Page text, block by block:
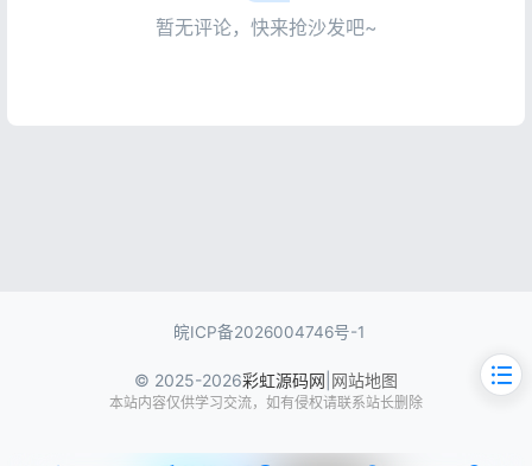
暂无评论，快来抢沙发吧~
皖ICP备2026004746号-1
© 2025-2026彩虹源码网 网站地图
本站内容仅供学习交流，如有侵权请联系站长删除